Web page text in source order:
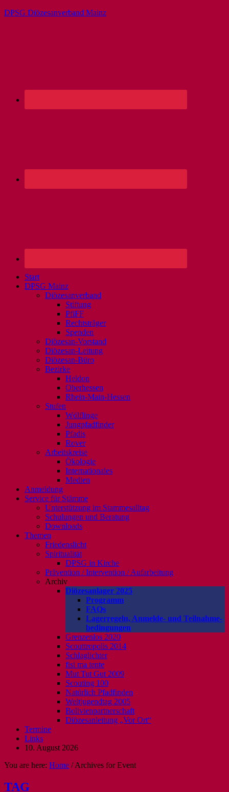
DPSG Diözesanverband Mainz
Start
DPSG Mainz
Diözesanverband
Stiftung
PfiFF
Rechtsträger
Spenden
Diözesan-Vorstand
Diözesan-Leitung
Diözesan-Büro
Bezirke
Heldon
Oberhessen
Rhein-Main-Hessen
Stufen
Wölflinge
Jungpfadfinder
Pfadis
Rover
Arbeitskreise
Ökologie
Internationales
Medien
Anmeldung
Service für Stämme
Unterstützung im Stammesalltag
Schulungen und Beratung
Downloads
Themen
Friedenslicht
Spiritualität
DPSG in Kirche
Prävention / Intervention / Aufarbeitung
Archiv
Diözesanlager 2025
Programm
FAQs
Lagerregeln, Anmelde- und Teilnahme-
bedingungen
Grenzenlos 2020
Scouttropolis 2014
Schlaglichter
fisi ma tente
Mut Tut Gut 2009
Scouting 100
Natürlich Pfadfinden
Weltjugendtag 2005
Bolivienpartnerschaft
Diözesanleitung „Vor Ort“
Termine
Links
10. August 2026
You are here: Home /Archives for Event
TAG